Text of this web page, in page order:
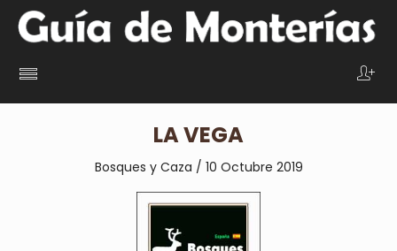
LA VEGA
Bosques y Caza / 10 Octubre 2019